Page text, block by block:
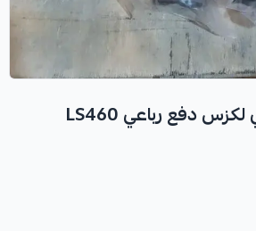
جلد مقصات امامي لكزس دفع رباعي LS460